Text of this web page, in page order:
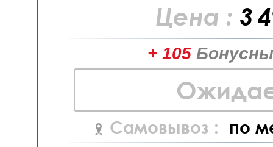
Цена : 3
+ 105
Самовывоз : по